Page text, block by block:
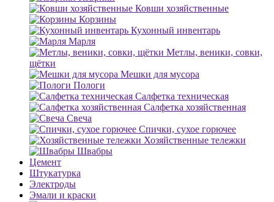
Ковши хозяйственные
Корзины
Кухонный инвентарь
Марля
Метлы, веники, совки,
щётки
Мешки для мусора
Пологи
Салфетка техническая
Салфетка хозяйственная
Свеча
Спички, сухое горючее
Хозяйственные тележки
Швабры
Цемент
Штукатурка
Электроды
Эмали и краски